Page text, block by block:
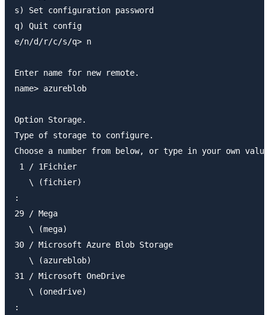
s) Set configuration password
q) Quit config
e/n/d/r/c/s/q> n
Enter name for new remote.
name> azureblob
Option Storage.
Type of storage to configure.
Choose a number from below, or type in your own
1 / 1Fichier
   \ (fichier)
:
29 / Mega
   \ (mega)
30 / Microsoft Azure Blob Storage
   \ (azureblob)
31 / Microsoft OneDrive
   \ (onedrive)
: